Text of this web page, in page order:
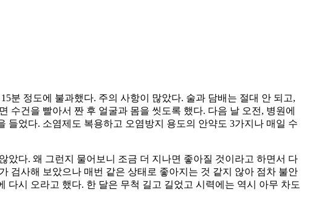
분 정도에 불과했다. 주의 사항이 많았다. 술과 담배는 절대 안 되고,
수건을 빨아서 짠 후 얼굴과 몸을 씻도록 했다. 다음 날 오전, 병원에
었다. 소염제도 복용하고 오염방지 용도의 안약도 3가지나 매일 수
다. 왜 그런지 물어보니 조금 더 지나면 좋아질 것이라고 하면서 다
검사해 보았으나 매번 같은 상태로 좋아지는 것 같지 않아 점차 불안
시 오라고 했다. 한 달은 무척 길고 길었고 시력에는 역시 아무 차도